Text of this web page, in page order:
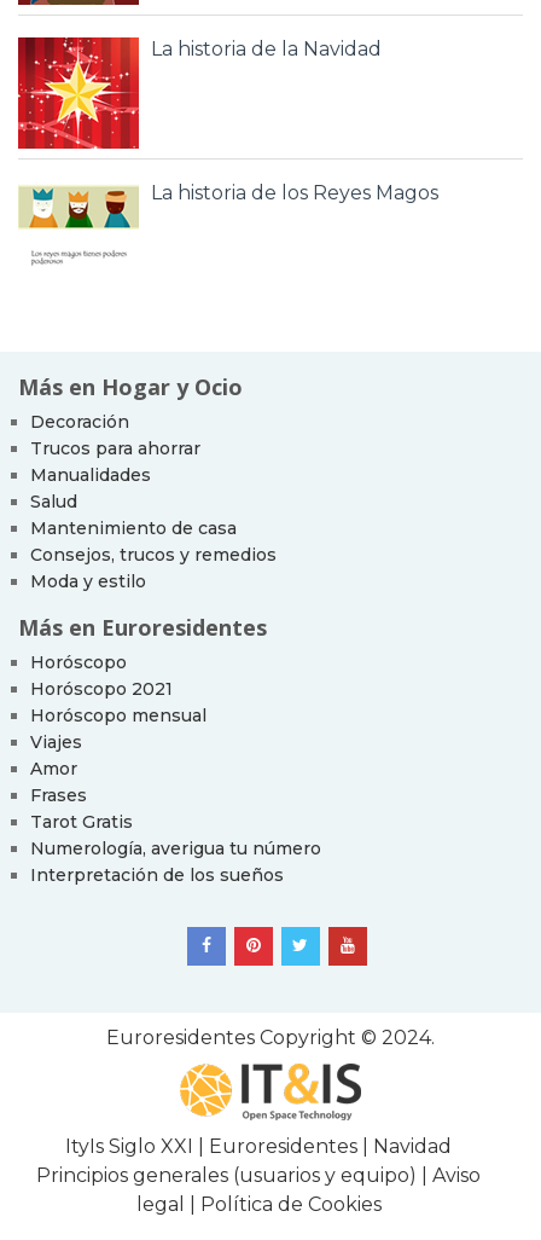
La historia de la Navidad
La historia de los Reyes Magos
Más en Hogar y Ocio
Decoración
Trucos para ahorrar
Manualidades
Salud
Mantenimiento de casa
Consejos, trucos y remedios
Moda y estilo
Más en Euroresidentes
Horóscopo
Horóscopo 2021
Horóscopo mensual
Viajes
Amor
Frases
Tarot Gratis
Numerología, averigua tu número
Interpretación de los sueños
Euroresidentes Copyright © 2024.
ItyIs Siglo XXI Euroresidentes
Navidad
Principios generales (usuarios y equipo)
Aviso
legal
Política de Cookies